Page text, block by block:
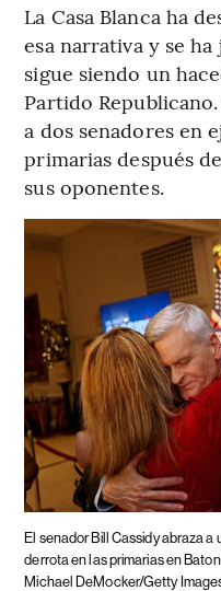
La Casa Blanca ha
esa narrativa y se
sigue siendo un
Partido
a dos senadores en
primarias después
sus oponentes.
El senador Bill Cassidy abraza
derrota en las primarias en
Michael DeMocker/Getty